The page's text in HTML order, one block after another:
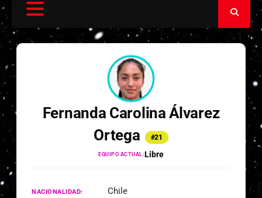
Fernanda Carolina Álvarez
Ortega
#21
EQUIPO ACTUAL:Libre
NACIONALIDAD: Chile